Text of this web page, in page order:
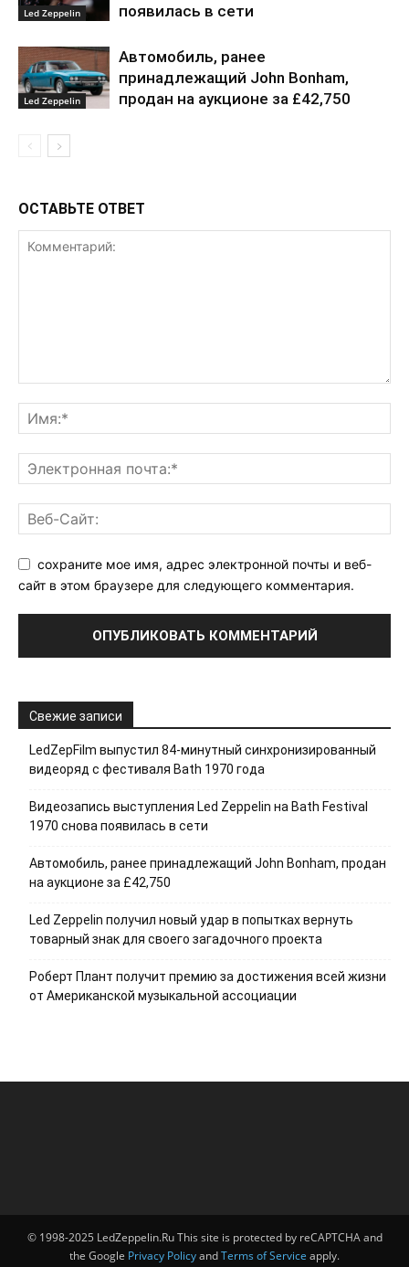
Led Zeppelin
появилась в сети
Led Zeppelin
Автомобиль, ранее
принадлежащий John Bonham,
продан на аукционе за £42,750
ОСТАВЬТЕ ОТВЕТ
сохраните мое имя, адрес электронной почты и веб-
сайт в этом браузере для следующего комментария.
Свежие записи
LedZepFilm выпустил 84-минутный синхронизированный
видеоряд с фестиваля Bath 1970 года
Видеозапись выступления Led Zeppelin на Bath Festival
1970 снова появилась в сети
Автомобиль, ранее принадлежащий John Bonham, продан
на аукционе за £42,750
Led Zeppelin получил новый удар в попытках вернуть
товарный знак для своего загадочного проекта
Роберт Плант получит премию за достижения всей жизни
от Американской музыкальной ассоциации
© 1998-2025 LedZeppelin.Ru This site is protected by reCAPTCHA and
the Google Privacy PolicyandTerms of Service apply.